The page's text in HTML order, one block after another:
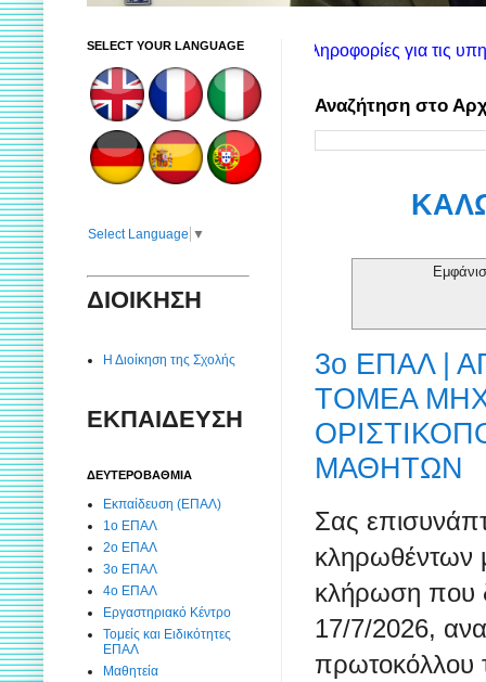
θα βρείτε πληροφορίες για τις υπηρεσίες της
Αναζήτηση στο
3ο ΕΠΑΛ |
ΤΟΜΕΑ
ΜΑΘΗΤΩΝ
Σας
κληρωθέντων
κλήρωση που
17/7/2026,
πρωτοκόλλου
SELECT YOUR LANGUAGE
Select Language ▼
ΔΙΟΙΚΗΣΗ
Η Διοίκηση της Σχολής
ΕΚΠΑΙΔΕΥΣΗ
ΔΕΥΤΕΡΟΒΑΘΜΙΑ
Εκπαίδευση (ΕΠΑΛ)
1ο ΕΠΑΛ
2ο ΕΠΑΛ
3ο ΕΠΑΛ
4ο ΕΠΑΛ
Εργαστηριακό Κέντρο
Τομείς και Ειδικότητες
ΕΠΑΛ
Μαθητεία